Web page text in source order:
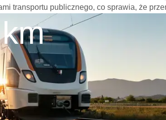
transportu publicznego, co sprawia, że